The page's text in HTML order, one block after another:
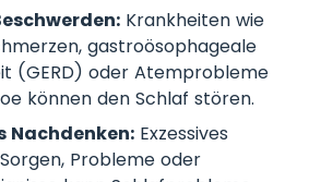
Krankheiten wie
gastroösophageale
(GERD) oder Atemprobleme
können den Schlaf stören.
Nachdenken: Exzessives
Probleme oder